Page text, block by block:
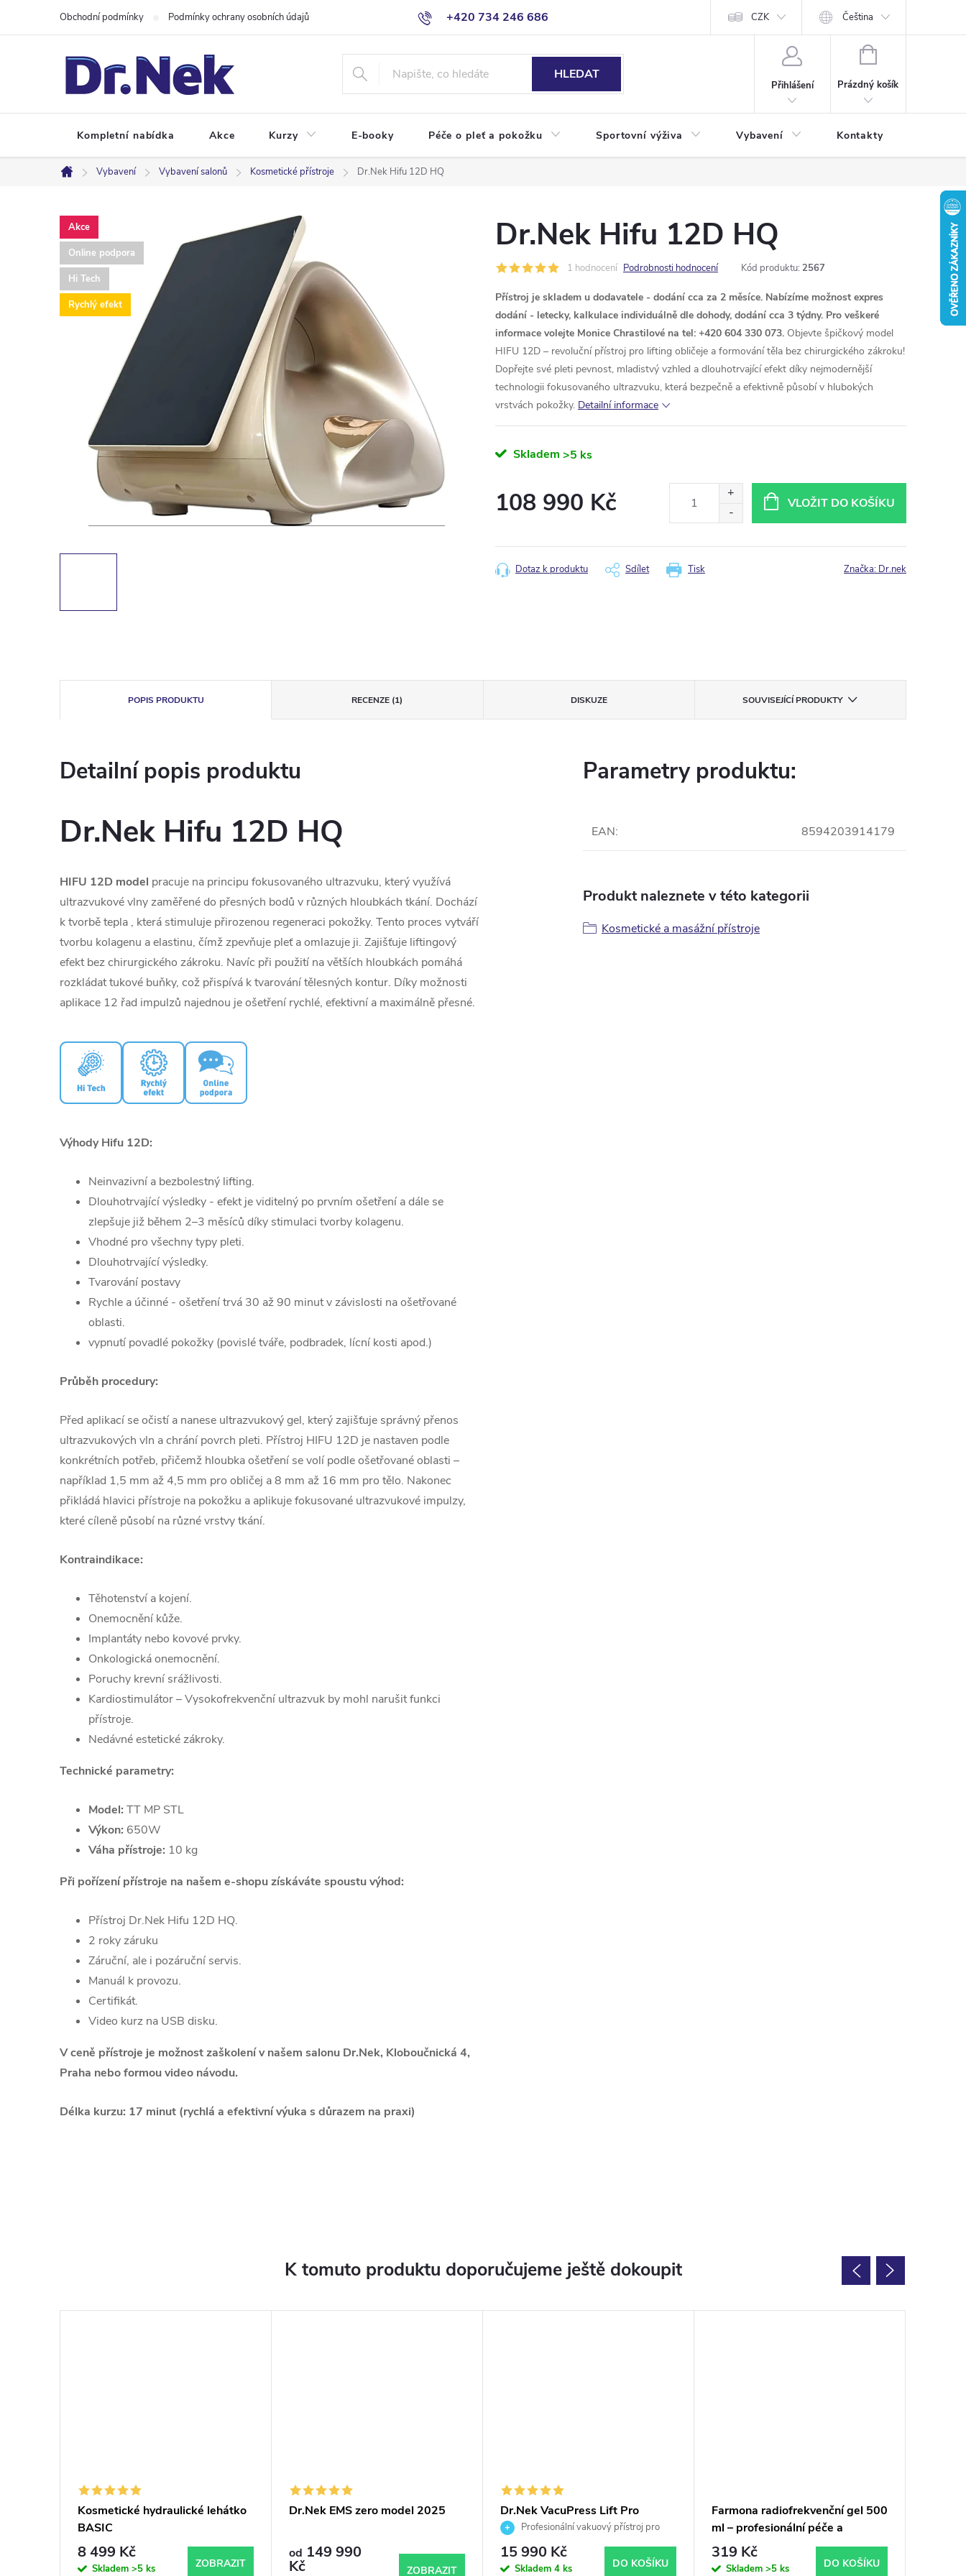
+420 734 246 686
Obchodní podmínky Podmínky ochrany osobních údajů CZK Čeština
HLEDAT
Přihlášení
NÁKUPNÍ
Prázdný košík
Kompletní nabídka Akce Kurzy E-booky Péče o pleť a pokožku Sportovní výživa Vybavení Kontakty
Domů
Vybavení Vybavení salonů Kosmetické přístroje Dr.Nek Hifu 12D HQ
Akce
Online podpora
Hi Tech
Rychlý efekt
Dr.Nek Hifu 12D HQ
1 hodnocení Podrobnosti hodnocení Kód produktu: 2567
Přístroj je skladem u dodavatele - dodání cca za 2 měsíce. Nabízíme možnost expres
dodání - letecky, kalkulace individuálně dle dohody, dodání cca 3 týdny. Pro veškeré
informace volejte Monice Chrastilové na tel: +420 604 330 073. Objevte špičkový model
HIFU 12D – revoluční přístroj pro lifting obličeje a formování těla bez chirurgického zákroku!
Dopřejte své pleti pevnost, mladistvý vzhled a dlouhotrvající efekt díky nejmodernější
technologii fokusovaného ultrazvuku, která bezpečně a efektivně působí v hlubokých
vrstvách pokožky. Detailní informace
Skladem >5 ks
108 990 Kč VLOŽIT DO KOŠÍKU
Tisk
Dotaz k produktu Sdílet Značka: Dr.nek
POPIS PRODUKTU RECENZE (1) DISKUZE SOUVISEJÍCÍ PRODUKTY
Detailní popis produktu
Dr.Nek Hifu 12D HQ
HIFU 12D model pracuje na principu fokusovaného ultrazvuku, který využívá
ultrazvukové vlny zaměřené do přesných bodů v různých hloubkách tkání. Dochází
k tvorbě tepla , která stimuluje přirozenou regeneraci pokožky. Tento proces vytváří
tvorbu kolagenu a elastinu, čímž zpevňuje pleť a omlazuje ji. Zajišťuje liftingový
efekt bez chirurgického zákroku. Navíc při použití na větších hloubkách pomáhá
rozkládat tukové buňky, což přispívá k tvarování tělesných kontur. Díky možnosti
aplikace 12 řad impulzů najednou je ošetření rychlé, efektivní a maximálně přesné.
Výhody Hifu 12D:
Neinvazivní a bezbolestný lifting.
Dlouhotrvající výsledky - efekt je viditelný po prvním ošetření a dále se
zlepšuje již během 2–3 měsíců díky stimulaci tvorby kolagenu.
Vhodné pro všechny typy pleti.
Dlouhotrvající výsledky.
Tvarování postavy
Rychle a účinné - ošetření trvá 30 až 90 minut v závislosti na ošetřované
oblasti.
vypnutí povadlé pokožky (povislé tváře, podbradek, lícní kosti apod.)
Průběh procedury:
Před aplikací se očistí a nanese ultrazvukový gel, který zajišťuje správný přenos
ultrazvukových vln a chrání povrch pleti. Přístroj HIFU 12D je nastaven podle
konkrétních potřeb, přičemž hloubka ošetření se volí podle ošetřované oblasti –
například 1,5 mm až 4,5 mm pro obličej a 8 mm až 16 mm pro tělo. Nakonec
přikládá hlavici přístroje na pokožku a aplikuje fokusované ultrazvukové impulzy,
které cíleně působí na různé vrstvy tkání.
Kontraindikace:
Těhotenství a kojení.
Onemocnění kůže.
Implantáty nebo kovové prvky.
Onkologická onemocnění.
Poruchy krevní srážlivosti.
Kardiostimulátor – Vysokofrekvenční ultrazvuk by mohl narušit funkci
přístroje.
Nedávné estetické zákroky.
Technické parametry:
Model: TT MP STL
Výkon: 650W
Váha přístroje: 10 kg
Při pořízení přístroje na našem e-shopu získáváte spoustu výhod:
Přístroj Dr.Nek Hifu 12D HQ.
2 roky záruku
Záruční, ale i pozáruční servis.
Manuál k provozu.
Certifikát.
Video kurz na USB disku.
V ceně přístroje je možnost zaškolení v našem salonu Dr.Nek, Kloboučnická 4,
Praha nebo formou video návodu.
Délka kurzu: 17 minut (rychlá a efektivní výuka s důrazem na praxi)
Parametry produktu:
EAN: 8594203914179
Produkt naleznete v této kategorii
Kosmetické a masážní přístroje
K tomuto produktu doporučujeme ještě dokoupit
Kosmetické hydraulické lehátko
BASIC
8 499 Kč
Skladem >5 ks ZOBRAZIT
Dr.Nek EMS zero model 2025
od 149 990
Kč ZOBRAZIT
Dr.Nek VacuPress Lift Pro
Profesionální vakuový přístroj pro
lymfodrenáž a modelaci těla
15 990 Kč
Skladem 4 ks DO KOŠÍKU
Farmona radiofrekvenční gel 500
ml – profesionální péče a
hydratace pro RF, ultrazvuk i IPL
ošetření
319 Kč
Skladem >5 ks DO KOŠÍKU